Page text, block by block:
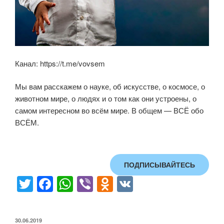
Канал: https://t.me/vovsem
Мы вам расскажем о науке, об искусстве, о космосе, о
животном мире, о людях и о том как они устроены, о
самом интересном во всём мире. В общем — ВСЁ обо
ВСЁМ.
ПОДПИСЫВАЙТЕСЬ
T
wi
tt
F
a
W
h
Vi
b
O
d
ОПУБЛИКОВАНО
30.06.2019